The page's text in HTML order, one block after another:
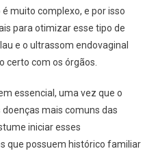
muito complexo, e por isso
para otimizar esse tipo de
e o ultrassom endovaginal
certo com os órgãos.
essencial, uma vez que o
mais comuns das
iniciar esses
que possuem histórico familiar